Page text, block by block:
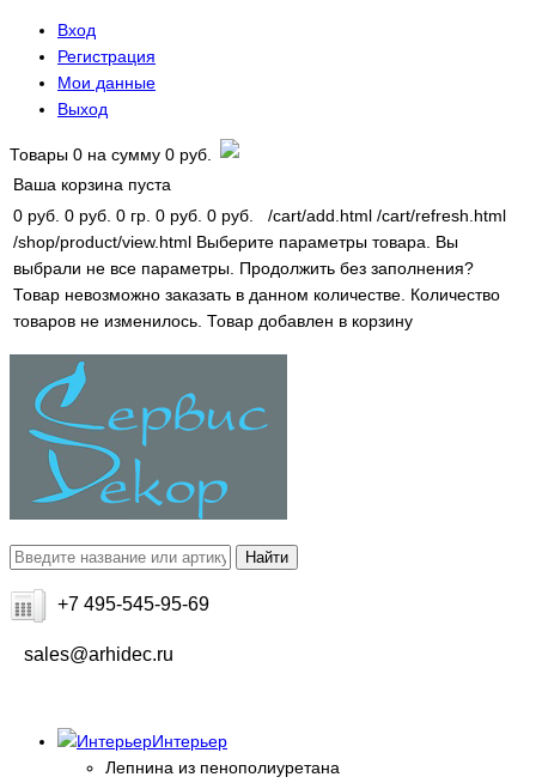
Вход
Регистрация
Мои данные
Выход
Товары 0 на сумму 0 руб.
Ваша корзина пуста
0 руб. 0 руб. 0 гр. 0 руб. 0 руб. /cart/add.html /cart/refresh.html
/shop/product/view.html Выберите параметры товара.
Вы
выбрали не все параметры. Продолжить без заполнения?
Товар невозможно заказать в данном количестве. Количество
товаров не изменилось. Товар добавлен в корзину
+7 495-545-95-69
sales@arhidec.ru
Интерьер
Лепнина из пенополиуретана